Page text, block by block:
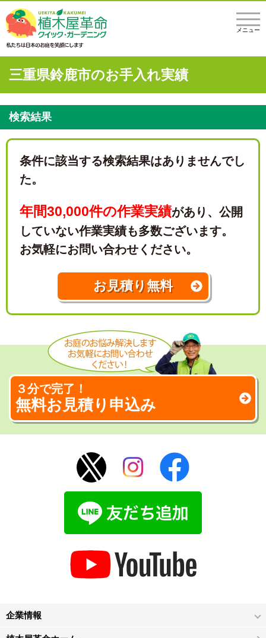
メニュー
三重県鈴鹿市のお手入れ実績
検索結果
条件に該当する検索結果はありませんでし
た。
年間30,000件の作業実績があり、 公開
していない作業実績も多数ございます。
お気軽にお問い合わせください。
お見積り無料
３分で完了！
無料お見積り申込み
企業情報